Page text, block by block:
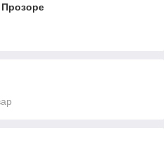
Прозоре